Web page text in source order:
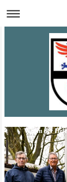
Verein der